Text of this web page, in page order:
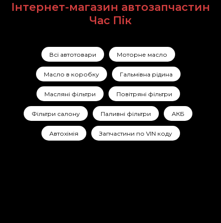
Інтернет-магазин автозапчастин
Час Пік
Всі автотовари Моторне масло
Масло в коробку Гальмівна рідина
Масляні фільтри Повітряні фільтри
Фільтри салону Паливні фільтри АКБ
Автохімія Запчастини по VIN коду